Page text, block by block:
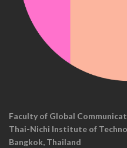
Faculty of Global
Thai-Nichi Institute of
Bangkok, Thailand